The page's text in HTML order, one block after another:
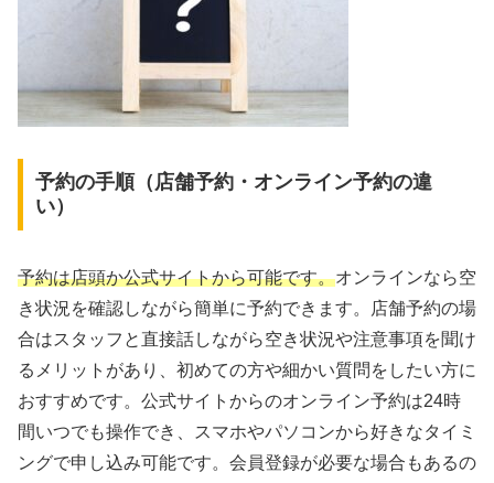
予約の手順（店舗予約・オンライン予約の違
い）
予約は店頭か公式サイトから可能です。オンラインなら空
き状況を確認しながら簡単に予約できます。店舗予約の場
合はスタッフと直接話しながら空き状況や注意事項を聞け
るメリットがあり、初めての方や細かい質問をしたい方に
おすすめです。公式サイトからのオンライン予約は24時
間いつでも操作でき、スマホやパソコンから好きなタイミ
ングで申し込み可能です。会員登録が必要な場合もあるの